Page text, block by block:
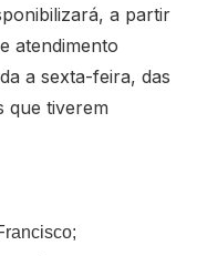
a partir
atendimento
a sexta-feira, das
que tiverem